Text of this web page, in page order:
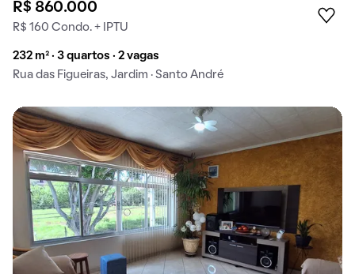
R$ 860.000
R$ 160 Condo. + IPTU
232 m² · 3 quartos · 2 vagas
Rua das Figueiras, Jardim · Santo André